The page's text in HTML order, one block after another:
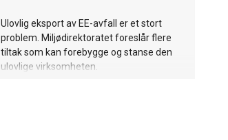
Ulovlig eksport av EE-avfall er et stort
problem. Miljødirektoratet foreslår flere
tiltak som kan forebygge og stanse den
ulovlige virksomheten.